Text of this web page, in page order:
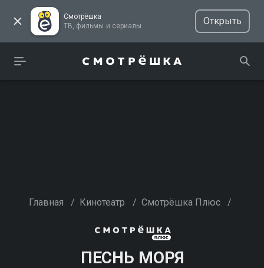
Смотрёшка
ТВ, фильмы и сериалы
Открыть
Главная / Кинотеатр / Смотрёшка Плюс /
ПЕСНЬ МОРЯ